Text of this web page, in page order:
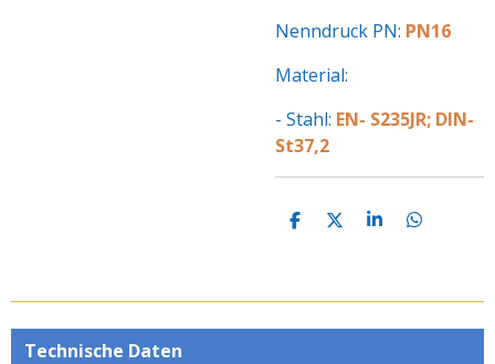
Nenndruck PN: PN16
Material:
- Stahl: EN- S235JR; DIN-
St37,2
T
E
T
E
T
E
T
E
Technische Daten